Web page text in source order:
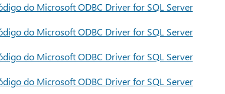
do Microsoft ODBC Driver for SQL Server
do Microsoft ODBC Driver for SQL Server
do Microsoft ODBC Driver for SQL Server
do Microsoft ODBC Driver for SQL Server